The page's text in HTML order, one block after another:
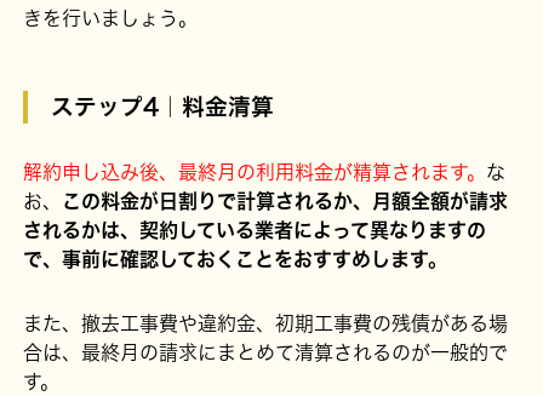
きを行いましょう。
ステップ4｜料金清算
解約申し込み後、最終月の利用料金が精算されます。 な
お、
この料金が日割りで計算されるか、月額全額が請求
されるかは、契約している業者によって異なりますの
で、事前に確認しておくことをおすすめします。
また、撤去工事費や違約金、初期工事費の残債がある場
合は、最終月の請求にまとめて清算されるのが一般的で
す。